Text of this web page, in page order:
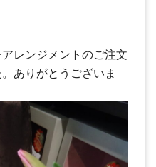
レンジメントのご注文
ありがとうございま